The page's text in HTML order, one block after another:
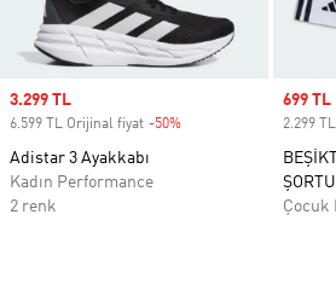
Sale price
3.299 TL
6.599 TL Orijinal fiyat -50%
Adistar 3 Ayakkabı
Kadın Performance
2 renk
Sale
699 TL
2.299
ŞORTU
Çocuk